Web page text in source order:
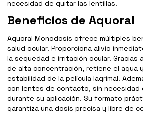
necesidad de quitar las lentillas.
Beneficios de Aquoral
Aquoral Monodosis ofrece múltiples
salud ocular. Proporciona alivio
la sequedad e irritación ocular. Gracias
de alta concentración, retiene el agua
estabilidad de la película lagrimal.
con lentes de contacto, sin necesidad
durante su aplicación. Su formato
garantiza una dosis precisa y libre de